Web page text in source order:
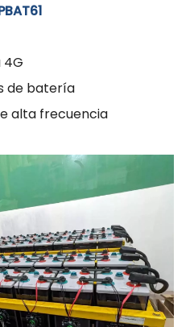
4G
de batería
alta frecuencia